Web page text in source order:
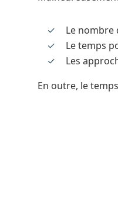
Le nombre
Le temps
Les
En outre, le